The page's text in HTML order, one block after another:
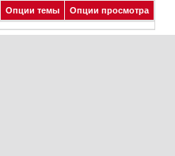
Опции темы Опции просмотра